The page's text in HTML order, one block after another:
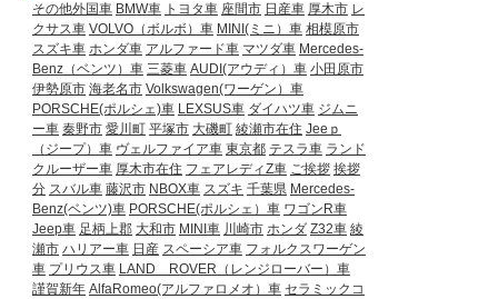
その他外国車 BMW車 トヨタ車 座間市 日産車 厚木市 レ
クサス車 VOLVO（ボルボ）車 MINI(ミニ）車 相模原市
スズキ車 ホンダ車 アルファード車 マツダ車 Mercedes-
Benz（ベンツ）車 三菱車 AUDI(アウディ）車 小田原市
伊勢原市 海老名市 Volkswagen(ワーゲン）車
PORSCHE(ポルシェ)車 LEXSUS車 ダイハツ車 ジムニ
ー車 秦野市 愛川町 平塚市 大磯町 綾瀬市在住 Jeeｐ
（ジープ）車 ヴェルファイア車 東京都 テスラ車 ランド
クルーザー車 厚木市在住 フェアレディZ車 ご挨拶 挨拶
分 スバル車 藤沢市 NBOX車 スズキ 千葉県 Mercedes-
Benz(ベンツ)車 PORSCHE(ポルシェ）車 ワゴンR車
Jeep車 足柄上郡 大和市 MINI車 川崎市 ホンダ Z32車 綾
瀬市 ハリアー車 日産 スペーシア車 フォルクスワーゲン
車 プリウス車 LAND ROVER（レンジローバー）車
謹賀新年 AlfaRomeo(アルファロメオ）車 セラミックコ